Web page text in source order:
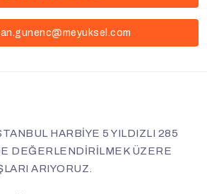
HARBİYE 5 YILDIZLI 285
DEĞERLENDİRİLMEK ÜZERE
ARIYORUZ.